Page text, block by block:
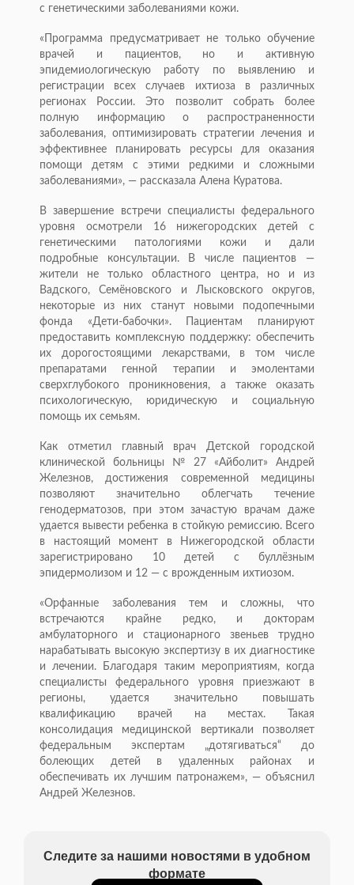
с генетическими заболеваниями кожи.
«Программа предусматривает не только обучение
врачей и пациентов, но и активную
эпидемиологическую работу по выявлению и
регистрации всех случаев ихтиоза в различных
регионах России. Это позволит собрать более
полную информацию о распространенности
заболевания, оптимизировать стратегии лечения и
эффективнее планировать ресурсы для оказания
помощи детям с этими редкими и сложными
заболеваниями», — рассказала Алена Куратова.
В завершение встречи специалисты федерального
уровня осмотрели 16 нижегородских детей с
генетическими патологиями кожи и дали
подробные консультации. В числе пациентов —
жители не только областного центра, но и из
Вадского, Семёновского и Лысковского округов,
некоторые из них станут новыми подопечными
фонда «Дети-бабочки». Пациентам планируют
предоставить комплексную поддержку: обеспечить
их дорогостоящими лекарствами, в том числе
препаратами генной терапии и эмолентами
сверхглубокого проникновения, а также оказать
психологическую, юридическую и социальную
помощь их семьям.
Как отметил главный врач Детской городской
клинической больницы № 27 «Айболит» Андрей
Железнов, достижения современной медицины
позволяют значительно облегчать течение
генодерматозов, при этом зачастую врачам даже
удается вывести ребенка в стойкую ремиссию. Всего
в настоящий момент в Нижегородской области
зарегистрировано 10 детей с буллёзным
эпидермолизом и 12 — с врожденным ихтиозом.
«Орфанные заболевания тем и сложны, что
встречаются крайне редко, и докторам
амбулаторного и стационарного звеньев трудно
нарабатывать высокую экспертизу в их диагностике
и лечении. Благодаря таким мероприятиям, когда
специалисты федерального уровня приезжают в
регионы, удается значительно повышать
квалификацию врачей на местах. Такая
консолидация медицинской вертикали позволяет
федеральным экспертам „дотягиваться“ до
болеющих детей в удаленных районах и
обеспечивать их лучшим патронажем», — объяснил
Андрей Железнов.
Следите за нашими новостями в удобном
формате